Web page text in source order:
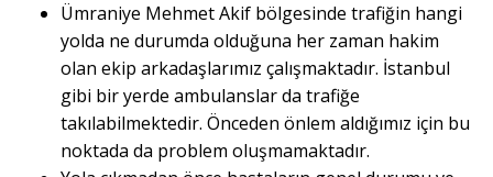
Ümraniye Mehmet Akif bölgesinde trafiğin hangi
yolda ne durumda olduğuna her zaman hakim
olan ekip arkadaşlarımız çalışmaktadır. İstanbul
gibi bir yerde ambulanslar da trafiğe
takılabilmektedir. Önceden önlem aldığımız için bu
noktada da problem oluşmamaktadır.